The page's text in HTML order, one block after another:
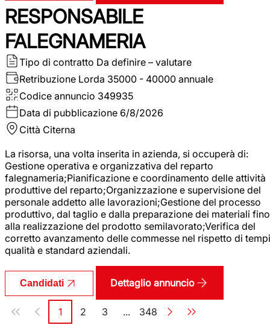
RESPONSABILE
FALEGNAMERIA
Tipo di contratto Da definire – valutare
Retribuzione Lorda 35000 - 40000 annuale
Codice annuncio 349935
Data di pubblicazione 6/8/2026
Città Citerna
La risorsa, una volta inserita in azienda, si occuperà di:
Gestione operativa e organizzativa del reparto
falegnameria;Pianificazione e coordinamento delle attività
produttive del reparto;Organizzazione e supervisione del
personale addetto alle lavorazioni;Gestione del processo
produttivo, dal taglio e dalla preparazione dei materiali fino
alla realizzazione del prodotto semilavorato;Verifica del
corretto avanzamento delle commesse nel rispetto di
qualità e standard aziendali.
Candidati Dettaglio annuncio
Paginazione
Pagina
1 Pagina
2 Pagina
3 ... Pagina
348